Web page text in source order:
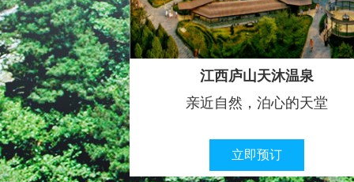
江西庐山天沐温泉
亲近自然，泊心的天堂
立即预订